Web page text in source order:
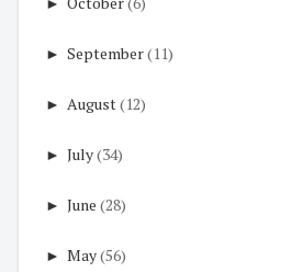
► September(11)
► August(12)
► July(34)
► June (28)
► May(56)